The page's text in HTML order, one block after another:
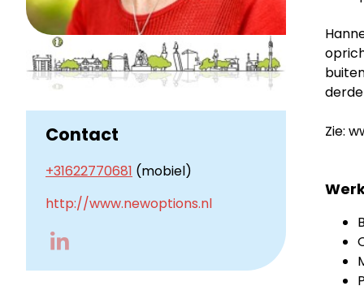
Contact
+31622770681 (mobiel)
http://www.newoptions.nl
Zie: